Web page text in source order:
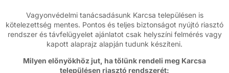
Vagyonvédelmi tanácsadásunk Karcsa településen is
kötelezettség mentes. Pontos és teljes biztonságot nyújtó riasztó
rendszer és távfelügyelet ajánlatot csak helyszíni felmérés vagy
kapott alaprajz alapján tudunk készíteni.
Milyen előnyökhöz jut, ha tőlünk rendeli meg Karcsa
településen riasztó rendszerét: